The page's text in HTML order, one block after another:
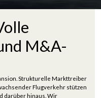
M&A-
Strukturelle Markttreiber
Flugverkehr stützen
darüber hinaus. Wir